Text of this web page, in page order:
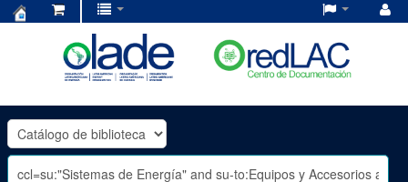
OLADE
-